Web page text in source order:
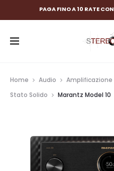
PAGA FINO A 10 RATE CON
Home Audio Amplificazione
Stato Solido
Marantz Model 10